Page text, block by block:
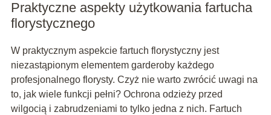
Praktyczne aspekty użytkowania fartucha
florystycznego
W praktycznym aspekcie fartuch florystyczny jest
niezastąpionym elementem garderoby każdego
profesjonalnego florysty. Czyż nie warto zwrócić uwagi na
to, jak wiele funkcji pełni? Ochrona odzieży przed
wilgocią i zabrudzeniami to tylko jedna z nich. Fartuch